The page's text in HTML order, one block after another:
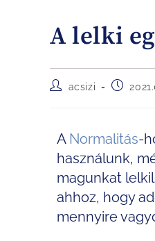
A lelki
acsizi
A Normalitás-
használunk,
magunkat
ahhoz, hogy
mennyire